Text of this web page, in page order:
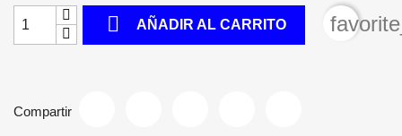
 AÑADIR AL CARRITO
Compartir